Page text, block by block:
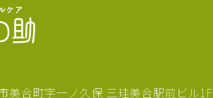
美合町字一ノ久保 三珪美合駅前ビル1F